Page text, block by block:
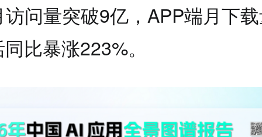
问量突破9亿，APP端月下
比暴涨223%。